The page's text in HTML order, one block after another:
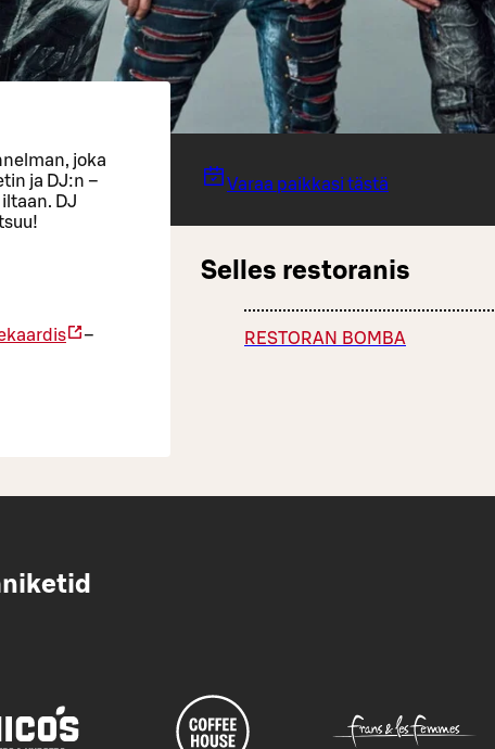
joka
ja DJ:n –
DJ
–
Varaa paikkasi tästä
Selles restoranis
RESTORAN BOMBA